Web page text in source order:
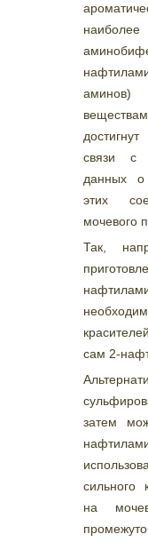
связи с
данных о
этих
мочевого
Так,
сам 2-
затем
сильного
на